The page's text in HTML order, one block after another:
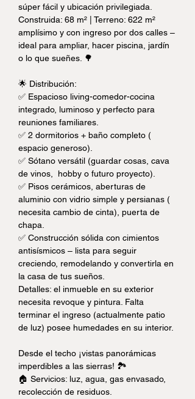
súper fácil y ubicación privilegiada.
Construida: 68 m² | Terreno: 622 m²
amplísimo y con ingreso por dos calles –
ideal para ampliar, hacer piscina, jardín
o lo que sueñes. 🌳
🌟 Distribución:
✅ Espacioso living-comedor-cocina
integrado, luminoso y perfecto para
reuniones familiares.
✅ 2 dormitorios + baño completo (
espacio generoso).
✅ Sótano versátil (guardar cosas, cava
de vinos,  hobby o futuro proyecto).
✅ Pisos cerámicos, aberturas de
aluminio con vidrio simple y persianas (
necesita cambio de cinta), puerta de
chapa.
✅ Construcción sólida con cimientos
antisísmicos – lista para seguir
creciendo, remodelando y convertirla en
la casa de tus sueños.
Detalles: el inmueble en su exterior
necesita revoque y pintura. Falta
terminar el ingreso (actualmente patio
de luz) posee humedades en su interior.
Desde el techo ¡vistas panorámicas
imperdibles a las sierras! 🏞️
🏠 Servicios: luz, agua, gas envasado,
recolección de residuos.